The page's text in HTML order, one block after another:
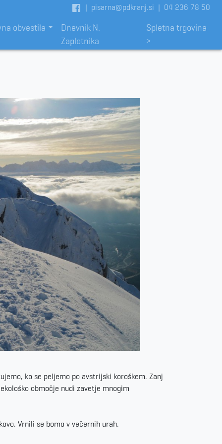
| pisarna@pdkranj.si | 04 236 78 50
obvestila
Dnevnik N.
Zaplotnika
Spletna trgovina
>
ko se peljemo po avstrijski koroškem. Zanj
območje nudi zavetje mnogim
Vrnili se bomo v večernih urah.